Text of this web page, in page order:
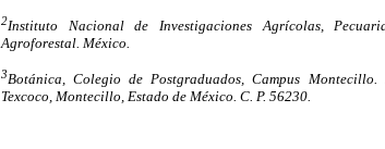
2Instituto Nacional de Investigaciones Agrícolas,
Agroforestal. México.
3Botánica, Colegio de Postgraduados, Campus
Texcoco, Montecillo, Estado de México. C. P. 56230.